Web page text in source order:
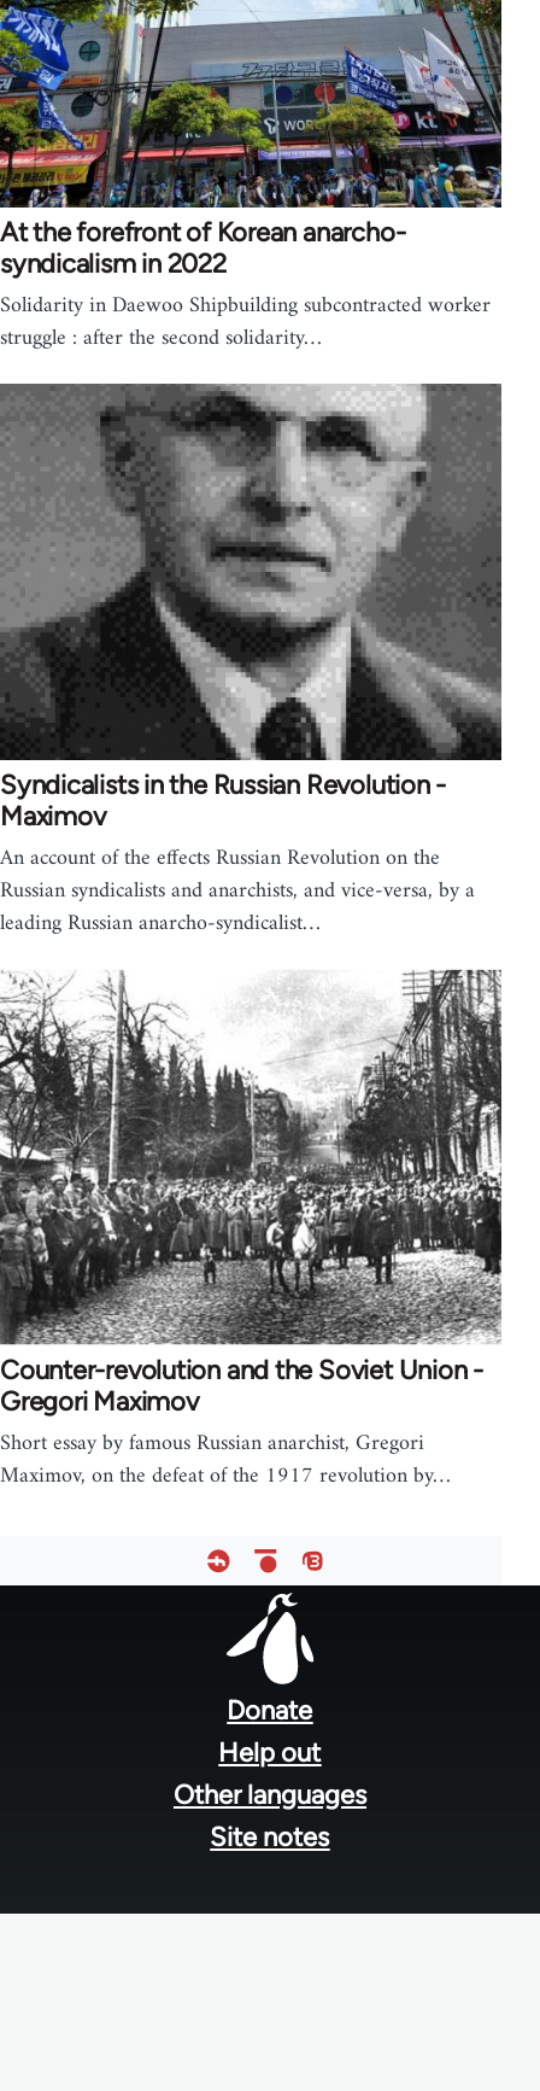
At the forefront of Korean anarcho-
syndicalism in 2022
Solidarity in Daewoo Shipbuilding subcontracted worker
struggle : after the second solidarity…
Syndicalists in the Russian Revolution -
Maximov
An account of the effects Russian Revolution on the
Russian syndicalists and anarchists, and vice-versa, by a
leading Russian anarcho-syndicalist…
Counter-revolution and the Soviet Union -
Gregori Maximov
Short essay by famous Russian anarchist, Gregori
Maximov, on the defeat of the 1917 revolution by…
Donate
Help out
Other languages
Site notes